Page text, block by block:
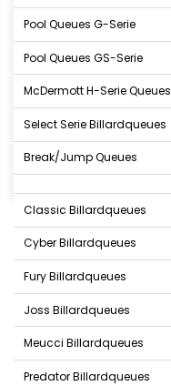
Pool Queues G-Serie
Pool Queues GS-Serie
McDermott H-Serie Queues
Select Serie Billardqueues
Break/Jump Queues
Classic Billardqueues
Cyber Billardqueues
Fury Billardqueues
Joss Billardqueues
Meucci Billardqueues
Predator Billardqueues